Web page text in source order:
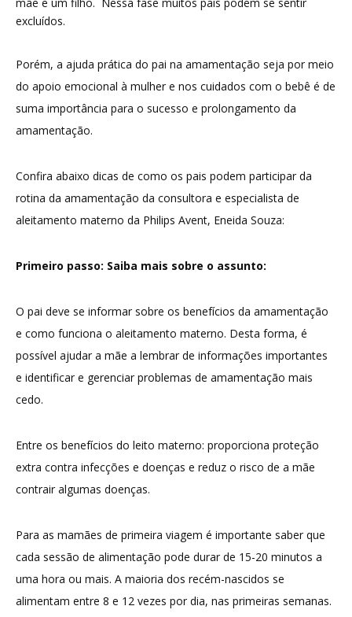
mãe e um filho. Nessa fase muitos pais podem se sentir
excluídos.
Porém, a ajuda prática do pai na amamentação seja por meio
do apoio emocional à mulher e nos cuidados com o bebê é de
suma importância para o sucesso e prolongamento da
amamentação.
Confira abaixo dicas de como os pais podem participar da
rotina da amamentação da consultora e especialista de
aleitamento materno da Philips Avent, Eneida Souza:
Primeiro passo: Saiba mais sobre o assunto:
O pai deve se informar sobre os benefícios da amamentação
e como funciona o aleitamento materno. Desta forma, é
possível ajudar a mãe a lembrar de informações importantes
e identificar e gerenciar problemas de amamentação mais
cedo.
Entre os benefícios do leito materno: proporciona proteção
extra contra infecções e doenças e reduz o risco de a mãe
contrair algumas doenças.
Para as mamães de primeira viagem é importante saber que
cada sessão de alimentação pode durar de 15-20 minutos a
uma hora ou mais. A maioria dos recém-nascidos se
alimentam entre 8 e 12 vezes por dia, nas primeiras semanas.